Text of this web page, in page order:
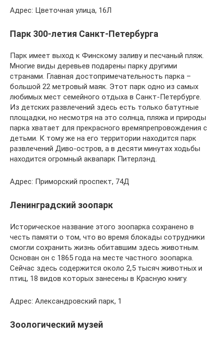
Адрес: Цветочная улица, 16Л
Парк 300-летия Санкт-Петербурга
Парк имеет выход к Финскому заливу и песчаный пляж.
Многие виды деревьев подарены парку другими
странами. Главная достопримечательность парка –
большой 22 метровый маяк. Этот парк одно из самых
любимых мест семейного отдыха в Санкт-Петербурге.
Из детских развлечений здесь есть только батутные
площадки, но несмотря на это солнца, пляжа и природы
парка хватает для прекрасного времяпрепровождения с
детьми. К тому же на его территории находится парк
развлечений Диво-остров, а в десяти минутах ходьбы
находится огромный аквапарк Питерлэнд.
Адрес: Приморский проспект, 74Д
Ленинградский зоопарк
Историческое название этого зоопарка сохранено в
честь памяти о том, что во время блокады сотрудники
смогли сохранить жизнь обитавшим здесь животным.
Основан он с 1865 года на месте частного зоопарка.
Сейчас здесь содержится около 2,5 тысяч животных и
птиц, 18 видов которых занесены в Красную книгу.
Адрес: Александровский парк, 1
Зоологический музей